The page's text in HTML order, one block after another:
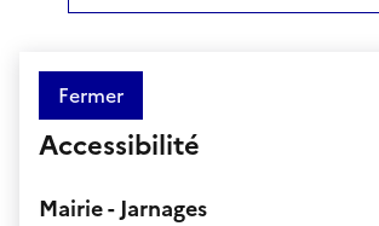
Fermer
Accessibilité
Mairie - Jarnages